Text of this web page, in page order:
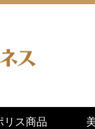
リス商品